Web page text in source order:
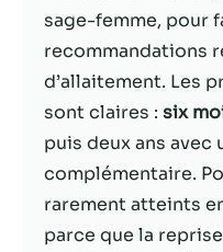
sage-femme, pour
recommandations
d’allaitement. Les
sont claires : six
puis deux ans avec
complémentaire.
rarement atteints
parce que la